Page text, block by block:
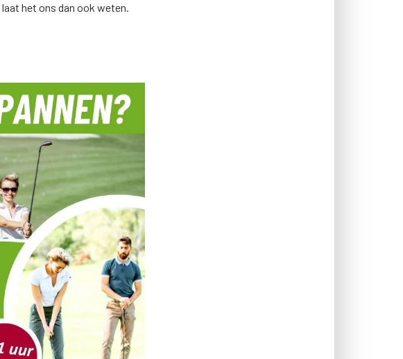
het ons dan ook weten.